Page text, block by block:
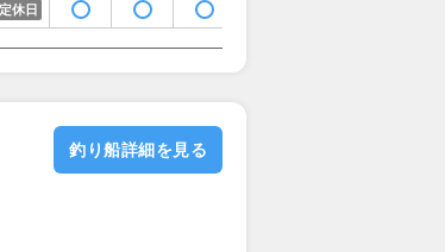
定休日
釣り船詳細を見る